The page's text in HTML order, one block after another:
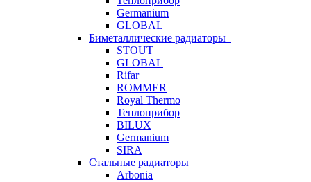
Germanium
GLOBAL
Биметаллические радиаторы
STOUT
GLOBAL
Rifar
ROMMER
Royal Thermo
Теплоприбор
BILUX
Germanium
SIRA
Стальные радиаторы
Arbonia